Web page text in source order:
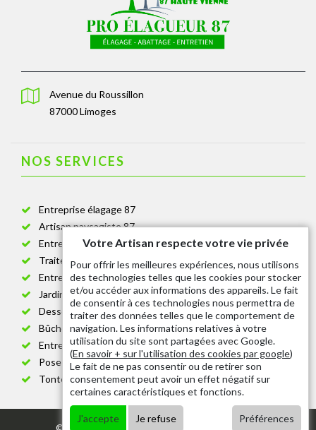
Avenue du Roussillon
87000 Limoges
NOS SERVICES
Entreprise élagage 87
Artisan paysagiste 87
Entreprise de jardinage 87
Traitement anti-chenille 87
Entreprise abattage arbre 87
Jardinier taille de haie 87
Dessouchage arbre et haie 87
Bûcheron 87
Entretien espace vert cimetière 87
Pose et changement grillage et clôture 87
Tonte de pelouse 87
© 2020 - Tout droit réservé |
Votre Artisan respecte votre vie privée
Pour offrir les meilleures expériences, nous utilisons
des technologies telles que les cookies pour stocker
et/ou accéder aux informations des appareils. Le fait
de consentir à ces technologies nous permettra de
traiter des données telles que le comportement de
navigation. Les informations relatives à votre
utilisation du site sont partagées avec Google.
(En savoir + sur l'utilisation des cookies par google)
Le fait de ne pas consentir ou de retirer son
consentement peut avoir un effet négatif sur
certaines caractéristiques et fonctions.
J'accepte Je refuse Préférences